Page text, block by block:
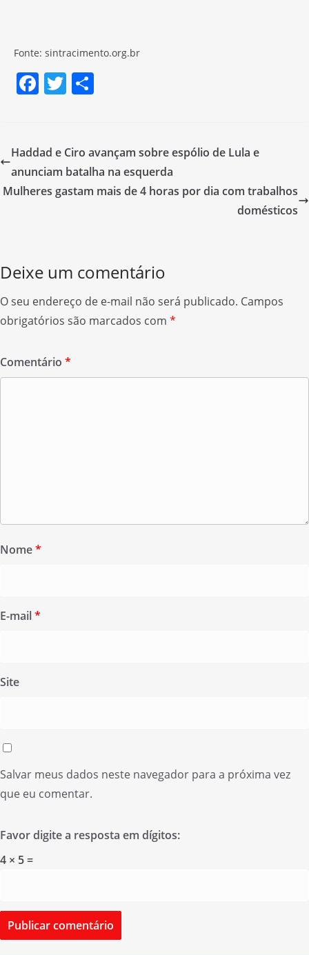
Fonte: sintracimento.org.br
F
e
b
o
T
er e
Haddad e Ciro avançam sobre espólio de Lula e
anunciam batalha na esquerda
Mulheres gastam mais de 4 horas por dia com trabalhos
domésticos
Deixe um comentário
O seu endereço de e-mail não será publicado. Campos
obrigatórios são marcados com *
Comentário *
Nome*
E-mail*
Site
Salvar meus dados neste navegador para a próxima vez
que eu comentar.
Favor digite a resposta em dígitos:
4 × 5 =